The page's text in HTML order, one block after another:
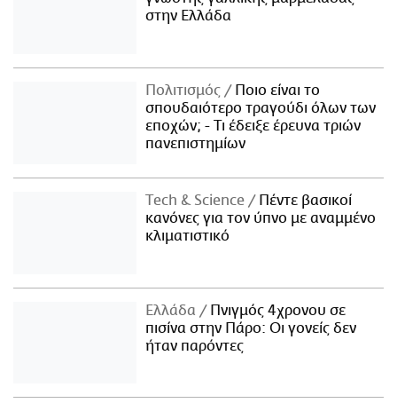
στην Ελλάδα
Πολιτισμός
Ποιο είναι το
σπουδαιότερο τραγούδι όλων των
εποχών; - Τι έδειξε έρευνα τριών
πανεπιστημίων
Τech & Science
Πέντε βασικοί
κανόνες για τον ύπνο με αναμμένο
κλιματιστικό
Ελλάδα
Πνιγμός 4χρονου σε
πισίνα στην Πάρο: Οι γονείς δεν
ήταν παρόντες